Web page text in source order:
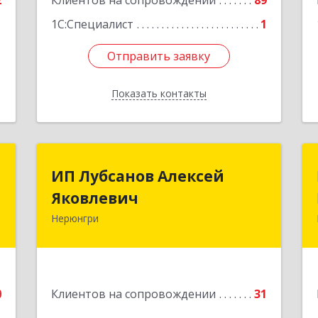
1С:Специалист
1
Отправить заявку
Показать контакты
Подробнее
Отправить заявку
Назад
ИП Лубсанов Алексей
Яковлевич
Нерюнгри
Клиентов на сопровождении 31
ИП Лубсанов Алексей
Яковлевич
Подробнее